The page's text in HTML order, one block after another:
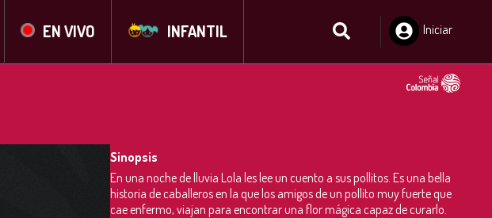
EN VIVO INFANTIL
Iniciar
Sinopsis
En una noche de lluvia Lola les lee un cuento a sus pollitos. Es una bella
historia de caballeros en la que los amigos de un pollito muy fuerte que
cae enfermo, viajan para encontrar una flor mágica capaz de curarlo.